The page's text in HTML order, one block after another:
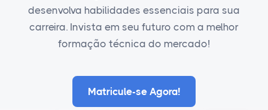
desenvolva habilidades essenciais para sua
carreira. Invista em seu futuro com a melhor
formação técnica do mercado!
Matricule-se Agora!